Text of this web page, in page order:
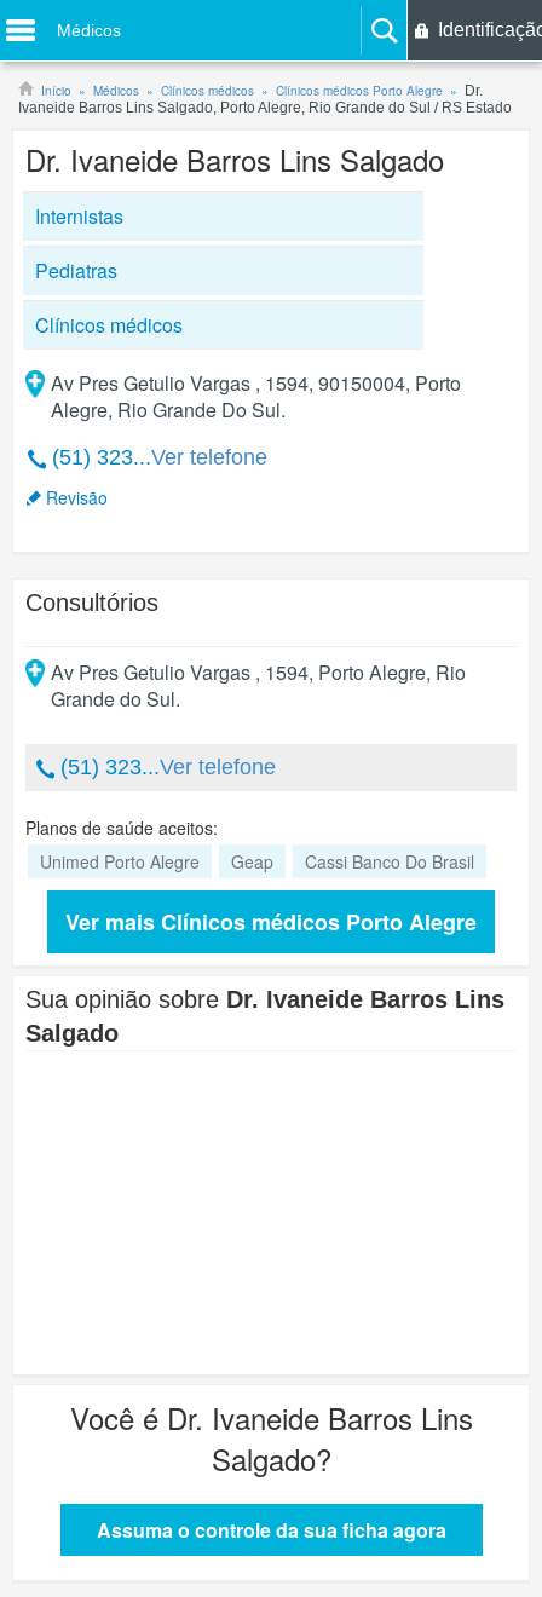
Médicos
Início Médicos Clínicos médicos Clínicos médicos Porto Alegre
Dr.
Ivaneide Barros Lins Salgado, Porto Alegre, Rio Grande do Sul / RS Estado
Dr. Ivaneide Barros Lins Salgado
Internistas
Pediatras
Clínicos médicos
Av Pres Getulio Vargas , 1594, 90150004, Porto
Alegre, Rio Grande Do Sul.
(51) 323...Ver telefone
Revisão
Consultórios
Av Pres Getulio Vargas , 1594, Porto Alegre, Rio
Grande do Sul.
(51) 323...Ver telefone
Planos de saúde aceitos:
Unimed Porto Alegre
Geap Cassi Banco Do Brasil
Ver mais Clínicos médicos Porto Alegre
Sua opinião sobre Dr. Ivaneide Barros Lins
Salgado
Você é Dr. Ivaneide Barros Lins
Salgado?
Assuma o controle da sua ficha agora